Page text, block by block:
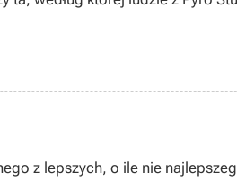
z lepszych, o ile nie